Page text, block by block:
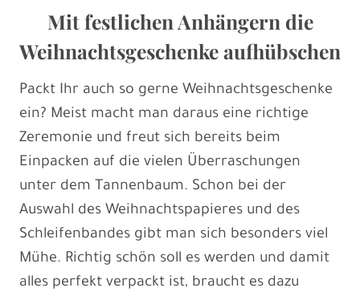
Mit festlichen Anhängern die
Weihnachtsgeschenke aufhübschen
Packt Ihr auch so gerne Weihnachtsgeschenke
ein? Meist macht man daraus eine richtige
Zeremonie und freut sich bereits beim
Einpacken auf die vielen Überraschungen
unter dem Tannenbaum. Schon bei der
Auswahl des Weihnachtspapieres und des
Schleifenbandes gibt man sich besonders viel
Mühe. Richtig schön soll es werden und damit
alles perfekt verpackt ist, braucht es dazu